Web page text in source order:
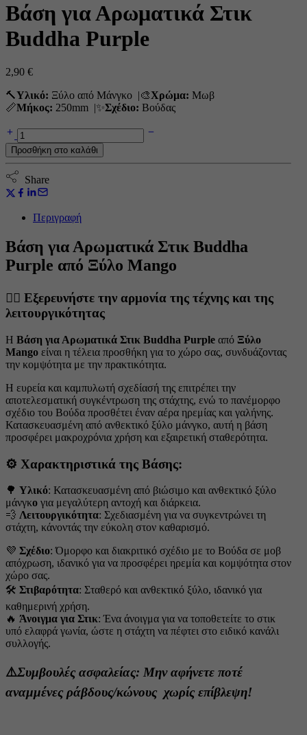
Βάση για Αρωματικά Στικ
Buddha Purple
2,90 €
🔨Υλικό: Ξύλο από Μάνγκο |🎨Χρώμα: Μωβ
📏Μήκος: 250mm |✨Σχέδιο: Βούδας
Βάση
για
Αρωματικά
Στικ
Buddha
Purple
Προσθήκη στο καλάθι
Share
Περιγραφή
Βάση για Αρωματικά Στικ Buddha
Purple από Ξύλο Mango
🧘‍♂️ Εξερευνήστε την αρμονία της τέχνης και της
λειτουργικότητας
Η Βάση για Αρωματικά Στικ Buddha Purple από Ξύλο
Mango είναι η τέλεια προσθήκη για το χώρο σας, συνδυάζοντας
την κομψότητα με την πρακτικότητα.
Η ευρεία και καμπυλωτή σχεδίασή της επιτρέπει την
αποτελεσματική συγκέντρωση της στάχτης, ενώ το πανέμορφο
σχέδιο του Βούδα προσθέτει έναν αέρα ηρεμίας και γαλήνης.
Κατασκευασμένη από ανθεκτικό ξύλο μάνγκο, αυτή η βάση
προσφέρει μακροχρόνια χρήση και εξαιρετική σταθερότητα.
⚙️ Χαρακτηριστικά της Βάσης:
🌳 Υλικό: Κατασκευασμένη από βιώσιμο και ανθεκτικό ξύλο
μάνγκο για μεγαλύτερη αντοχή και διάρκεια.
💨 Λειτουργικότητα: Σχεδιασμένη για να συγκεντρώνει τη
στάχτη, κάνοντάς την εύκολη στον καθαρισμό.
💜 Σχέδιο: Όμορφο και διακριτικό σχέδιο με το Βούδα σε μοβ
απόχρωση, ιδανικό για να προσφέρει ηρεμία και κομψότητα στον
χώρο σας.
🛠️ Στιβαρότητα: Σταθερό και ανθεκτικό ξύλο, ιδανικό για
καθημερινή χρήση.
🔥 Άνοιγμα για Στικ: Ένα άνοιγμα για να τοποθετείτε το στικ
υπό ελαφρά γωνία, ώστε η στάχτη να πέφτει στο ειδικό κανάλι
συλλογής.
⚠️Συμβουλές ασφαλείας: Μην αφήνετε ποτέ
αναμμένες ράβδους/κώνους χωρίς επίβλεψη!